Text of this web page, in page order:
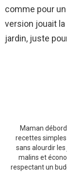
comme pour
version jouait
jardin, juste
Maman
recettes
sans alourdir
malins et
respectant un